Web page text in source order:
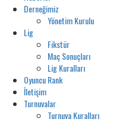
Derneğimiz
Yönetim Kurulu
Lig
Fikstür
Maç Sonuçları
Lig Kuralları
Oyuncu Rank
İletişim
Turnuvalar
Turnuva Kuralları